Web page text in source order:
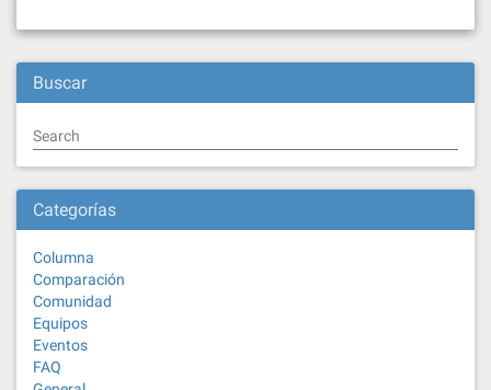
Buscar
Search
Categorías
Columna
Comparación
Comunidad
Equipos
Eventos
FAQ